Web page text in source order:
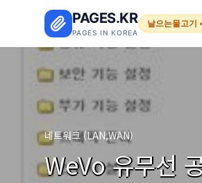
PAGES.KR
PAGES IN KOREA
날으는물고기
네트워크 (LAN,WAN)
WeVo 유무선